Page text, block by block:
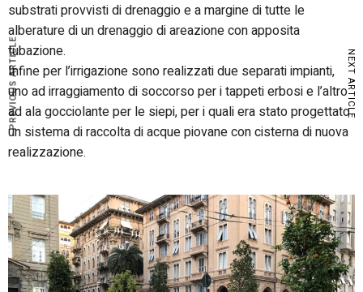
substrati provvisti di drenaggio e a margine di tutte le
alberature di un drenaggio di areazione con apposita
tubazione.
Infine per l’irrigazione sono realizzati due separati impianti,
uno ad irraggiamento di soccorso per i tappeti erbosi e l’altro
ad ala gocciolante per le siepi, per i quali era stato progettato
un sistema di raccolta di acque piovane con cisterna di nuova
realizzazione.
PREVIOUS ARTICLE NEXT ARTICLE